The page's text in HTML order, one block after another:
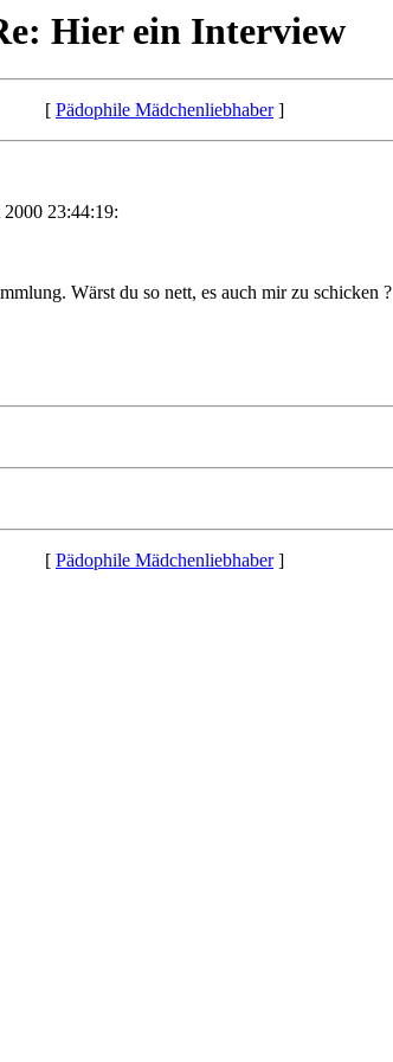
Hier ein Interview
[ Pädophile Mädchenliebhaber]
23:44:19:
Wärst du so nett, es auch mir zu schicken ?
[ Pädophile Mädchenliebhaber]